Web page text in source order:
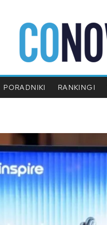
PORADNIKI RANKINGI